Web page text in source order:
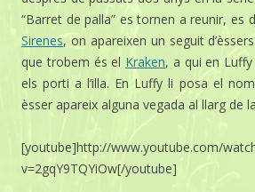
“Barret de palla” es tornen a reunir, es
Sirenes, on apareixen un seguit
que trobem és el Kraken, a qui en
els porti a l’illa. En Luffy li posa el
èsser apareix alguna vegada al llarg de
[youtube]http://www.youtube.com/
v=2gqY9TQYiOw[/youtube]